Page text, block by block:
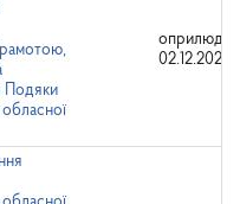
Подяки
обласної
02.12.2024